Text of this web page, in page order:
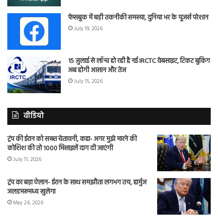
फेसबुक में बड़ी तकनीकी समस्या, दुनिया भर के यूजर्स परेशान
July 19, 2026
15 जुलाई से लॉन्च हो रही है नई IRCTC वेबसाइट, टिकट बुकिंग
अब होगी आसान और तेज
July 15, 2026
वीडियो
ट्रंप की ईरान को सख्त चेतावनी, कहा- अगर मुझे मारने की
कोशिश की तो 1000 मिसाइलें दाग दी जाएंगी
July 11, 2026
ट्रंप का बड़ा ऐलान- ईरान के साथ समझौता लगभग तय, हार्मुज
जलडमरूमध्य खुलेगा
May 24, 2026